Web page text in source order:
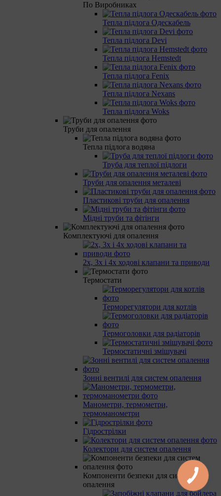
По Виробниках
Тепла підлога Одескабель
Тепла підлога Devi
Тепла підлога Hemstedt
Тепла підлога Fenix
Тепла підлога Nexans
Тепла підлога Woks
Труби для опалення
Тепла підлога водяна
Труба для теплої підлоги
Труби для опалення металеві
Пластикові труби для опалення
Мідні труби та фітінги
Комплектуючі для опалення
2х, 3х і 4х ходові клапани та приводи
Термостати
Терморегулятори для котлів
Термоголовки для радіаторів
Термостатичні змішувачі
Зонні вентилі для систем опалення
Манометри, термометри,
термоманометри
Гідрострілки
Колектори для систем опалення
Компоненти безпеки для систем
опалення